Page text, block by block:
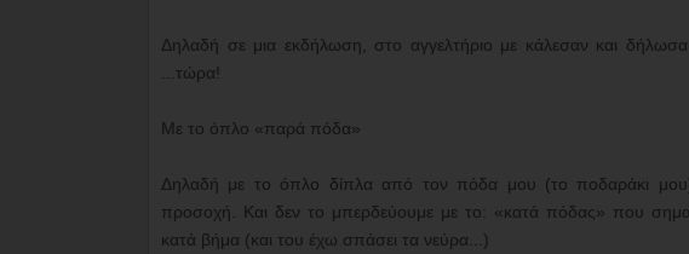
Δηλαδή σε μια εκδήλωση, στο αγγελτήριο με κάλεσαν και
...τώρα!
Με το όπλο «παρά πόδα»
Δηλαδή με το όπλο δίπλα από τον πόδα μου (το ποδαράκι
προσοχή. Και δεν το μπερδεύουμε με το: «κατά πόδας» που
κατά βήμα (και του έχω σπάσει τα νεύρα...)